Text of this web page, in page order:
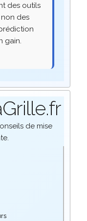
des outils
des
gain.
de mise